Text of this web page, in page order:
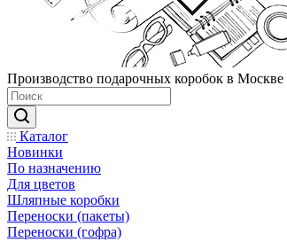
Производство подарочных коробок в Москве
Каталог
Новинки
По назначению
Для цветов
Шляпные коробки
Переноски (пакеты)
Переноски (гофра)